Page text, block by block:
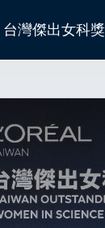
台灣傑出女科獎